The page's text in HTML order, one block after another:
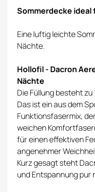
Sommerdecke ideal
Eine luftig leichte
Nächte.
Hollofil - Dacron
Nächte
Die Füllung besteht
Das ist ein aus dem
Funktionsfasermix,
weichen
für einen effektiven
angenehmer
Kurz gesagt steht
und Entspannung pur